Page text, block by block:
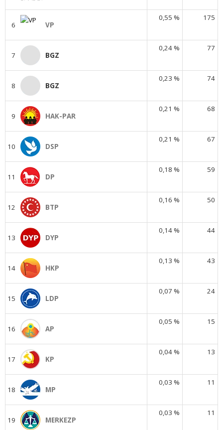
6 VP
0,55 % 175
7 BGZ
0,24 % 77
8 BGZ
0,23 % 74
9 HAK-PAR
0,21 % 68
10 DSP
0,21 % 67
11 DP
0,18 % 59
12 BTP
0,16 % 50
13 DYP
0,14 % 44
14 HKP
0,13 % 43
15 LDP
0,07 % 24
16 AP
0,05 % 15
17 KP
0,04 % 13
18 MP
0,03 % 11
19 MERKEZP
0,03 % 11